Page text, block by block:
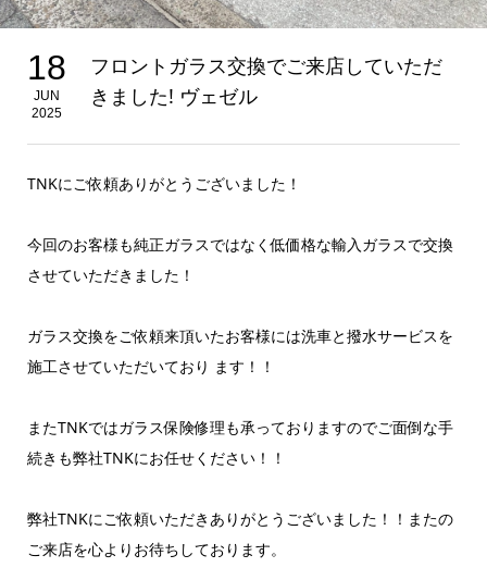
18
JUN
2025
フロントガラス交換でご来店していただ
きました! ヴェゼル
TNKにご依頼ありがとうございました！
今回のお客様も純正ガラスではなく低価格な輸入ガラスで交換
させていただきました！
ガラス交換をご依頼来頂いたお客様には洗車と撥水サービスを
施工させていただいており ます！！
またTNKではガラス保険修理も承っておりますのでご面倒な手
続きも弊社TNKにお任せください！！
弊社TNKにご依頼いただきありがとうございました！！またの
ご来店を心よりお待ちしております。